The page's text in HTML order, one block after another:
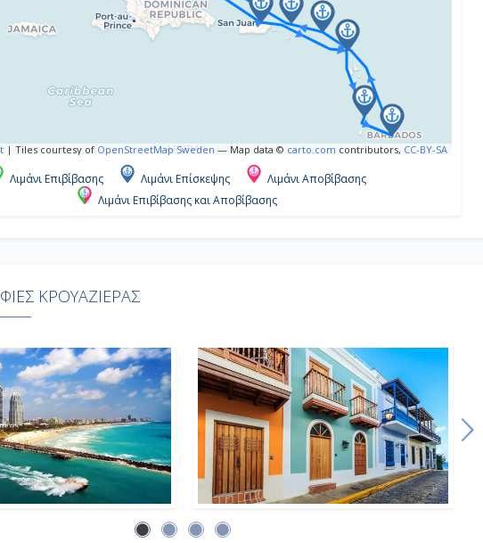
| Tiles courtesy of OpenStreetMap Sweden — Map data © carto.com contributors, CC-BY-SA
Λιμάνι Επιβίβασης Λιμάνι Επίσκεψης
Λιμάνι Αποβίβασης
Λιμάνι Επιβίβασης και Αποβίβασης
ΚΡΟΥΑΖΙΕΡΑΣ